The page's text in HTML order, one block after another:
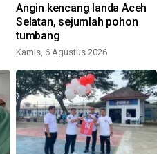
Angin kencang landa Aceh
Selatan, sejumlah pohon
tumbang
Kamis, 6 Agustus 2026